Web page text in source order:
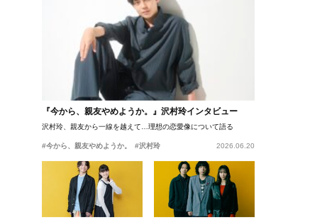
『今から、親友やめようか。』沢村玲インタビュー
沢村玲、親友から一線を越えて…理想の恋愛像について語る
#今から、親友やめようか。 #沢村玲 2026.06.20